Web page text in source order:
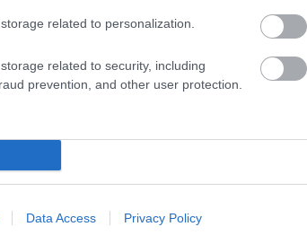
related to personalization.
related to security, including
prevention, and other user protection.
Data Access Privacy Policy
dél amerika
English
északi konyha
francia konyha
holland konyha